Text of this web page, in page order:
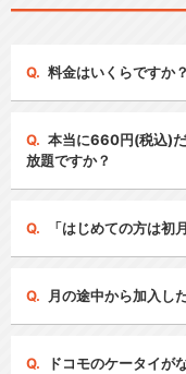
料金はいくらですか？
本当に660円(税込)
放題ですか？
「はじめての方は初
月の途中から加入し
ドコモのケータイが